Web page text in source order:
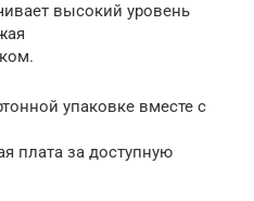
высокий уровень
упаковке вместе с
плата за доступную